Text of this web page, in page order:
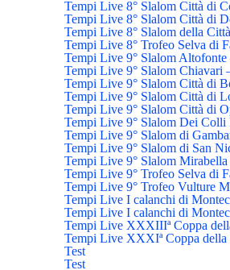
Tempi Live 8° Slalom Città di
Tempi Live 8° Slalom Città di
Tempi Live 8° Slalom della
Tempi Live 8° Trofeo Selva di
Tempi Live 9° Slalom Altofonte
Tempi Live 9° Slalom Chiavari
Tempi Live 9° Slalom Città di
Tempi Live 9° Slalom Città di
Tempi Live 9° Slalom Città di
Tempi Live 9° Slalom Dei Colli
Tempi Live 9° Slalom di
Tempi Live 9° Slalom di San
Tempi Live 9° Slalom
Tempi Live 9° Trofeo Selva di
Tempi Live 9° Trofeo Vulture
Tempi Live I calanchi di
Tempi Live I calanchi di
Tempi Live XXXIIIª Coppa
Tempi Live XXXIª Coppa della
Test
Test